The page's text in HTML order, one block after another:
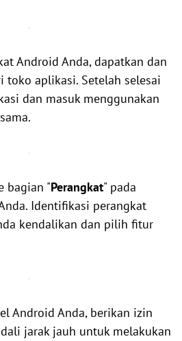
Android Anda, dapatkan dan
toko aplikasi. Setelah selesai
dan masuk menggunakan
bagian "Perangkat" pada
Identifikasi perangkat
kendalikan dan pilih fitur
Android Anda, berikan izin
jarak jauh untuk melakukan